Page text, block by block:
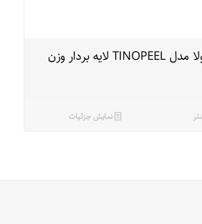
پن لایه بردار تینولا مدل TINOPEEL لایه بردار وزن
نمایش جزئیات